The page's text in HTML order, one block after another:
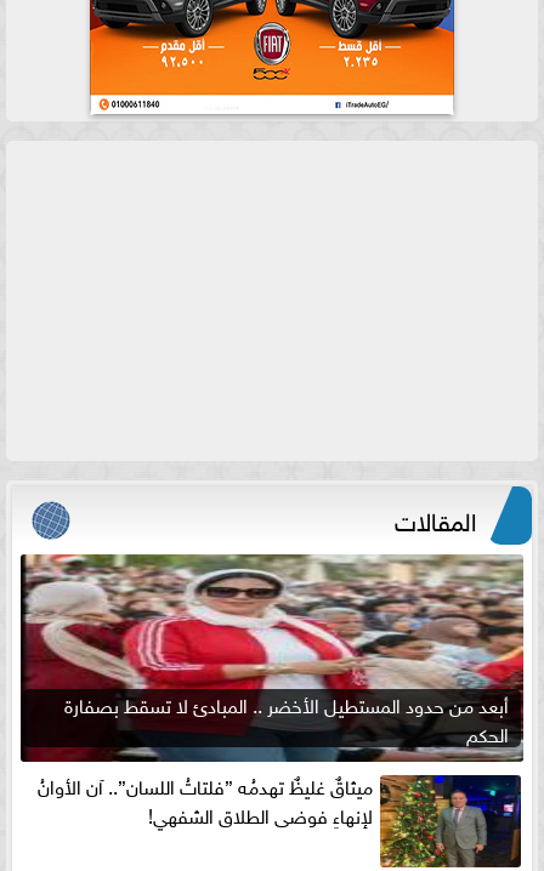
المقالات
أبعد من حدود المستطيل الأخضر .. المبادئ لا تسقط بصفارة
الحكم
ميثاقٌ غليظٌ تهدمُه ”فلتاتُ اللسان”.. آن الأوانُ
لإنهاءِ فوضى الطلاق الشفهي!